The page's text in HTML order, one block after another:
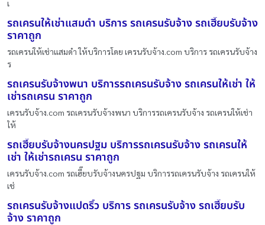
เ
รถเครนให้เช่าแสมดำ บริการ รถเครนรับจ้าง รถเฮี๊ยบรับจ้าง
ราคาถูก
รถเครนให้เช่าแสมดำ ให้บริการโดย เครนรับจ้าง.com บริการ รถเครนรับจ้าง
ร
รถเครนรับจ้างพนา บริการรถเครนรับจ้าง รถเครนให้เช่า ให้
เช่ารถเครน ราคาถูก
เครนรับจ้าง.com รถเครนรับจ้างพนา บริการรถเครนรับจ้าง รถเครนให้เช่า
ให้
รถเฮี๊ยบรับจ้างนครปฐม บริการรถเครนรับจ้าง รถเครนให้
เช่า ให้เช่ารถเครน ราคาถูก
เครนรับจ้าง.com รถเฮี๊ยบรับจ้างนครปฐม บริการรถเครนรับจ้าง รถเครนให้
เช่
รถเครนรับจ้างแปดริ้ว บริการ รถเครนรับจ้าง รถเฮี๊ยบรับ
จ้าง ราคาถูก